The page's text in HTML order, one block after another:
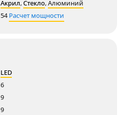
Акрил,Стекло,Алюминий
54Расчет мощности
LED
6
9
9